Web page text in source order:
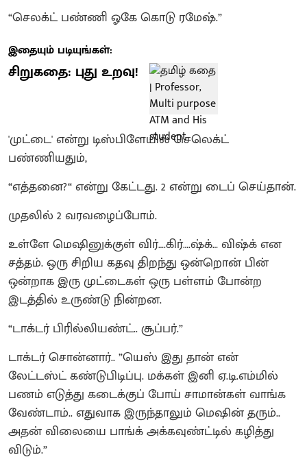
“செலக்ட் பண்ணி ஓகே கொடு ரமேஷ்.”
இதையும் படியுங்கள்:
சிறுகதை: புது உறவு!
'முட்டை' என்று டிஸ்பிளேயில் செலெக்ட்
பண்ணியதும்,
“எத்தனை?“ என்று கேட்டது. 2 என்று டைப் செய்தான்.
முதலில் 2 வரவழைப்போம்.
உள்ளே மெஷினுக்குள் விர்….கிர்….ஷ்க்… விஷ்க் என
சத்தம். ஒரு சிறிய கதவு திறந்து ஒன்றொன் பின்
ஒன்றாக இரு முட்டைகள் ஒரு பள்ளம் போன்ற
இடத்தில் உருண்டு நின்றன.
“டாக்டர் பிரில்லியண்ட்.. சூப்பர்.”
டாக்டர் சொன்னார்.. ”யெஸ் இது தான் என்
லேட்டஸ்ட் கண்டுபிடிப்பு. மக்கள் இனி ஏ.டி.எம்மில்
பணம் எடுத்து கடைக்குப் போய் சாமான்கள் வாங்க
வேண்டாம்.. எதுவாக இருந்தாலும் மெஷின் தரும்..
அதன் விலையை பாங்க் அக்கவுண்ட்டில் கழித்து
விடும்.”